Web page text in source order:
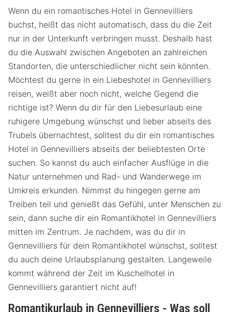
Wenn du ein romantisches Hotel in Gennevilliers
buchst, heißt das nicht automatisch, dass du die Zeit
nur in der Unterkunft verbringen musst. Deshalb hast
du die Auswahl zwischen Angeboten an zahlreichen
Standorten, die unterschiedlicher nicht sein könnten.
Möchtest du gerne in ein Liebeshotel in Gennevilliers
reisen, weißt aber noch nicht, welche Gegend die
richtige ist? Wenn du dir für den Liebesurlaub eine
ruhigere Umgebung wünschst und lieber abseits des
Trubels übernachtest, solltest du dir ein romantisches
Hotel in Gennevilliers abseits der beliebtesten Orte
suchen. So kannst du auch einfacher Ausflüge in die
Natur unternehmen und Rad- und Wanderwege im
Umkreis erkunden. Nimmst du hingegen gerne am
Treiben teil und genießt das Gefühl, unter Menschen zu
sein, dann suche dir ein Romantikhotel in Gennevilliers
mitten im Zentrum. Je nachdem, was du dir in
Gennevilliers für dein Romantikhotel wünschst, solltest
du auch deine Urlaubsplanung gestalten. Langeweile
kommt während der Zeit im Kuschelhotel in
Gennevilliers garantiert nicht auf!
Romantikurlaub in Gennevilliers - Was soll